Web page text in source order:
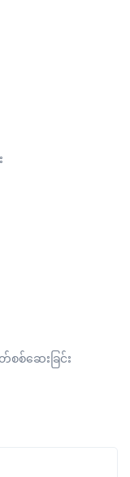
စ်ဆေးခြင်း